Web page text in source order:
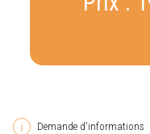
Demande d'informations